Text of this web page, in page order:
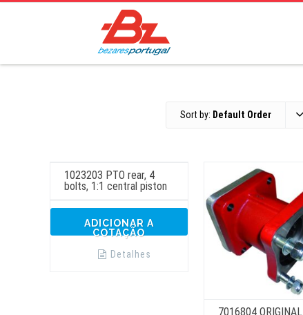
Sort by: Default Order
1023203 PTO rear, 4
bolts, 1:1 central piston
ADICIONAR A
COTAÇÃO
Detalhes
7016804 ORIGINAL